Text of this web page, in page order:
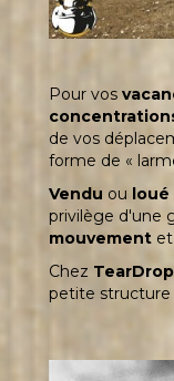
Pour vos
de vos
forme de «
Vendu ou
privilège d'une
mouvement
Chez
petite structure